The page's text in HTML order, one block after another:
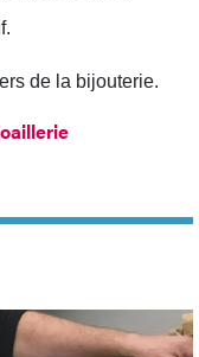
de la bijouterie.